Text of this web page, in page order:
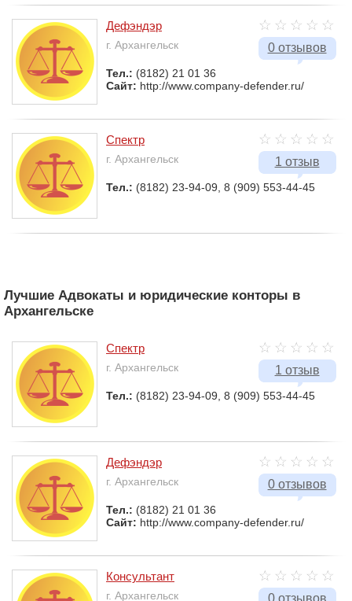
0 отзывов
Дефэндэр
г. Архангельск
Тел.: (8182) 21 01 36
Сайт: http://www.company-defender.ru/
1 отзыв
Спектр
г. Архангельск
Тел.: (8182) 23-94-09, 8 (909) 553-44-45
Лучшие Адвокаты и юридические конторы в
Архангельске
1 отзыв
Спектр
г. Архангельск
Тел.: (8182) 23-94-09, 8 (909) 553-44-45
0 отзывов
Дефэндэр
г. Архангельск
Тел.: (8182) 21 01 36
Сайт: http://www.company-defender.ru/
Консультант
г. Архангельск